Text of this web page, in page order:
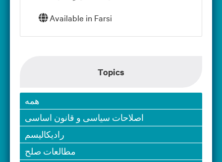
Available in Farsi
Topics
همه
اصلاحات سیاسی و قانون اساسی
رادیکالیسم
مطالعات صلح